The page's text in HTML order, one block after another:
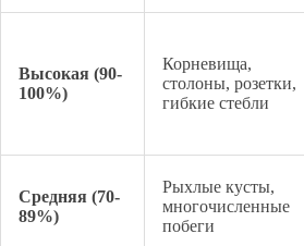
Высокая (90-
100%)
Корневища,
столоны, розетки,
гибкие стебли
Средняя (70-
89%)
Рыхлые кусты,
многочисленные
побеги